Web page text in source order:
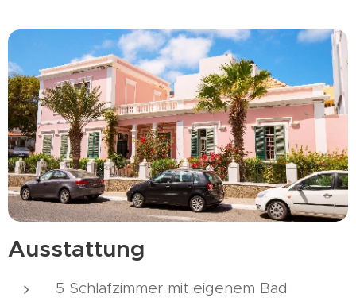
Ausstattung
5 Schlafzimmer mit eigenem Bad